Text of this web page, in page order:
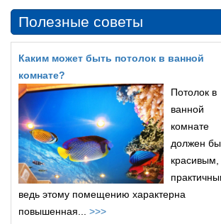
Полезные советы
Каким может быть потолок в ванной
комнате?
Потолок в
ванной
комнате
должен
красивым,
ведь этому помещению характерна
повышенная... >>>